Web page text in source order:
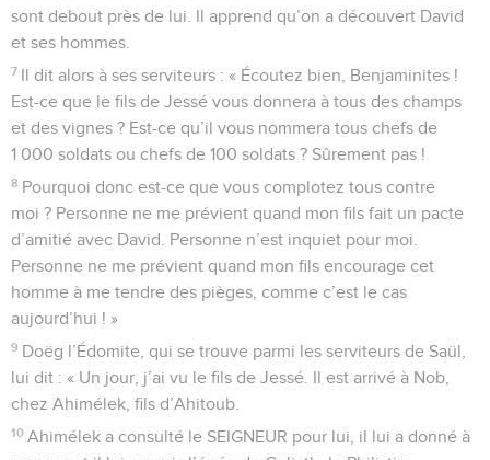
sont debout près de lui. Il apprend qu’on a découvert David
et ses hommes.
7 Il dit alors à ses serviteurs : « Écoutez bien, Benjaminites !
Est-ce que le fils de Jessé vous donnera à tous des champs
et des vignes ? Est-ce qu’il vous nommera tous chefs de
1 000 soldats ou chefs de 100 soldats ? Sûrement pas !
8 Pourquoi donc est-ce que vous complotez tous contre
moi ? Personne ne me prévient quand mon fils fait un pacte
d’amitié avec David. Personne n’est inquiet pour moi.
Personne ne me prévient quand mon fils encourage cet
homme à me tendre des pièges, comme c’est le cas
aujourd’hui ! »
9 Doëg l’Édomite, qui se trouve parmi les serviteurs de Saül,
lui dit : « Un jour, j’ai vu le fils de Jessé. Il est arrivé à Nob,
chez Ahimélek, fils d’Ahitoub.
10 Ahimélek a consulté le SEIGNEUR pour lui, il lui a donné à